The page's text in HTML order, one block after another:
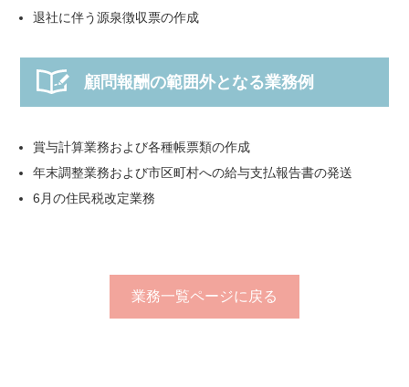
退社に伴う源泉徴収票の作成
顧問報酬の範囲外となる業務例
賞与計算業務および各種帳票類の作成
年末調整業務および市区町村への給与支払報告書の発送
6月の住民税改定業務
業務一覧ページに戻る